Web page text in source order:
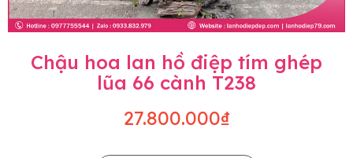
Chậu hoa lan hồ điệp tím ghép
lũa 66 cành T238
27.800.000₫